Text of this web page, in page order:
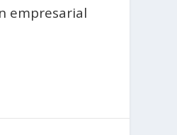
empresarial